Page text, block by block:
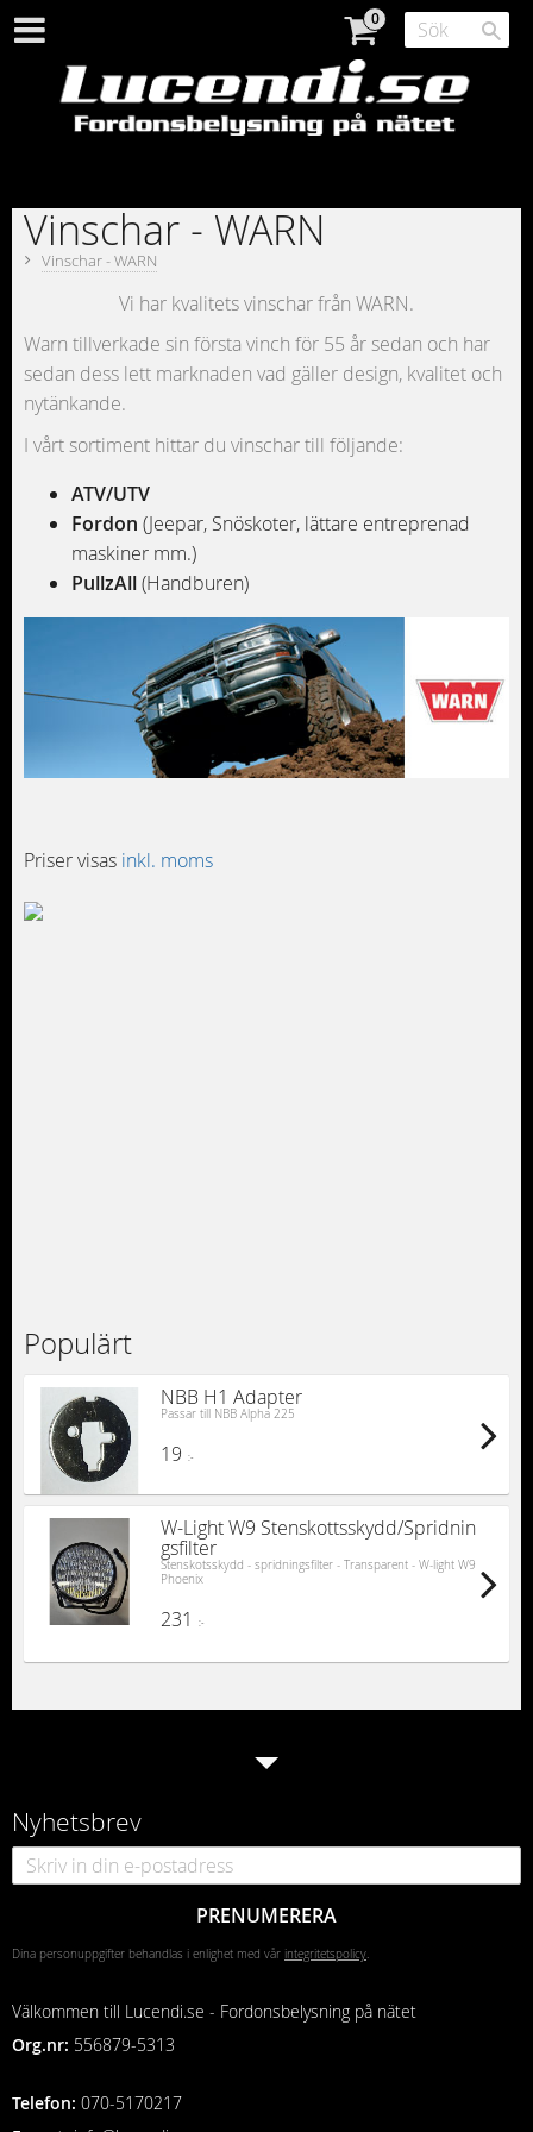
Vinschar - WARN
Vinschar - WARN
Vi har kvalitets vinschar från WARN.
Warn tillverkade sin första vinch för 55 år sedan och har
sedan dess lett marknaden vad gäller design, kvalitet och
nytänkande.
I vårt sortiment hittar du vinschar till följande:
ATV/UTV
Fordon (Jeepar, Snöskoter, lättare entreprenad
maskiner mm.)
PullzAll(Handburen)
Priser visas inkl. moms
Populärt
NBB H1 Adapter
Passar till NBB Alpha 225
19 :-
W-Light W9 Stenskottsskydd/Spridnin
gsfilter
Stenskotsskydd - spridningsfilter - Transparent - W-light W9
Phoenix
231 :-
Nyhetsbrev
PRENUMERERA
Dina personuppgifter behandlas i enlighet med vår integritetspolicy.
Välkommen till Lucendi.se - Fordonsbelysning på nätet
Org.nr: 556879-5313
Telefon: 070-5170217